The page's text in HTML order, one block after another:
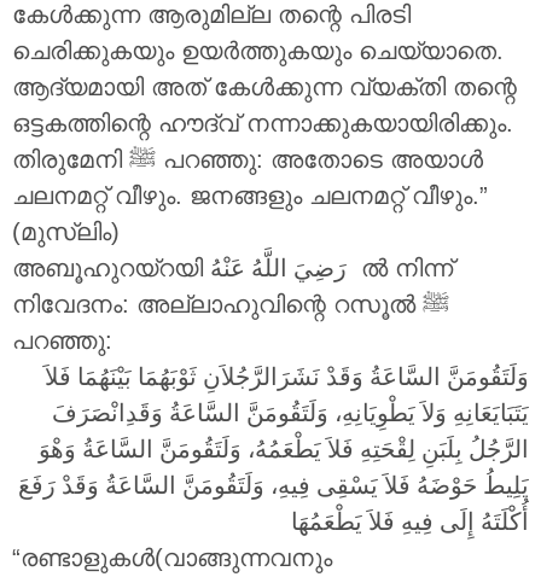
കേൾക്കുന്ന ആരുമില്ല തന്റെ പിരടി
ചെരിക്കുകയും ഉയർത്തുകയും ചെയ്യാതെ.
ആദ്യമായി അത് കേൾക്കുന്ന വ്യക്തി തന്റെ
ഒട്ടകത്തിന്റെ ഹൗദ്വ് നന്നാക്കുകയായിരിക്കും.
തിരുമേനി ‎ﷺ പറഞ്ഞു: അതോടെ അയാൾ
ചലനമറ്റ് വീഴും. ജനങ്ങളും ചലനമറ്റ് വീഴും.”
(മുസ്ലിം)
അബൂഹുറയ്റയി رَضِيَ اللَّهُ عَنْهُ ൽ നിന്ന്
നിവേദനം: അല്ലാഹുവിന്റെ റസൂൽ ‎ﷺ
പറഞ്ഞു:
وَلَتَقُومَنَّ السَّاعَةُ وَقَدْ نَشَرَالرَّجُلاَنِ ثَوْبَهُمَا بَيْنَهُمَا فَلاَ
يَتَبَايَعَانِهِ وَلاَ يَطْوِيَانِهِ، وَلَتَقُومَنَّ السَّاعَةُ وَقَدِانْصَرَفَ
الرَّجُلُ بِلَبَنِ لِقْحَتِهِ فَلاَ يَطْعَمُهُ، وَلَتَقُومَنَّ السَّاعَةُ وَهْوَ
يَلِيطُ حَوْضَهُ فَلاَ يَسْقِى فِيهِ، وَلَتَقُومَنَّ السَّاعَةُ وَقَدْ رَفَعَ
أُكْلَتَهُ إِلَى فِيهِ فَلاَ يَطْعَمُهَا
“രണ്ടാളുകൾ(വാങ്ങുന്നവനും